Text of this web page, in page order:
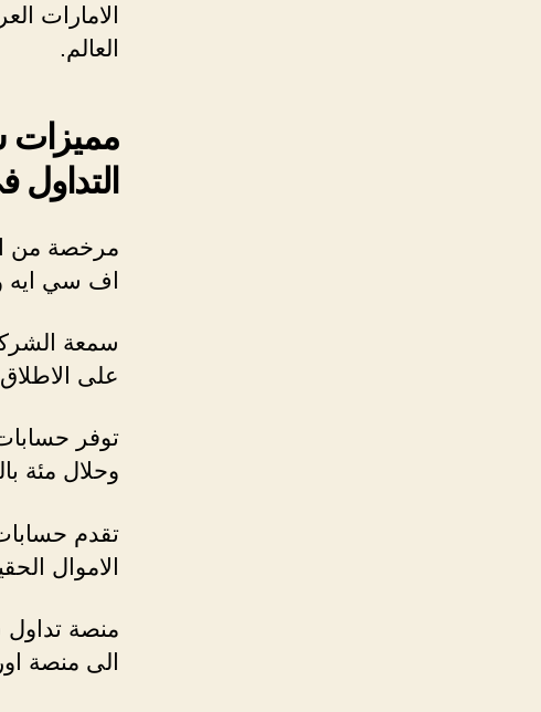
الامارات
العالم.
مرخصة من
اف سي ايه
سمعة
على
توفر
وحلال مئة
تقدم
الاموال
منصة تداول
الى منصة